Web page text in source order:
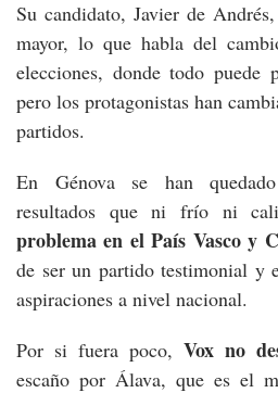
Su candidato, Javier de
mayor, lo que habla del
elecciones, donde todo puede
pero los protagonistas han
partidos.
En Génova se han
resultados que ni frío ni
problema en el País Vasco y
de ser un partido testimonial y
aspiraciones a nivel nacional.
Por si fuera poco, Vox no
escaño por Álava, que es el